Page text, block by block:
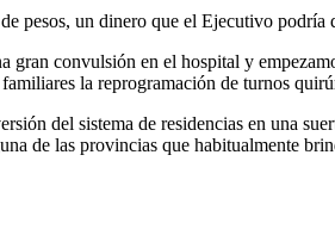
pesos, un dinero que el Ejecutivo
gran convulsión en el hospital y
la reprogramación de turnos
del sistema de residencias en una
de las provincias que habitualmente